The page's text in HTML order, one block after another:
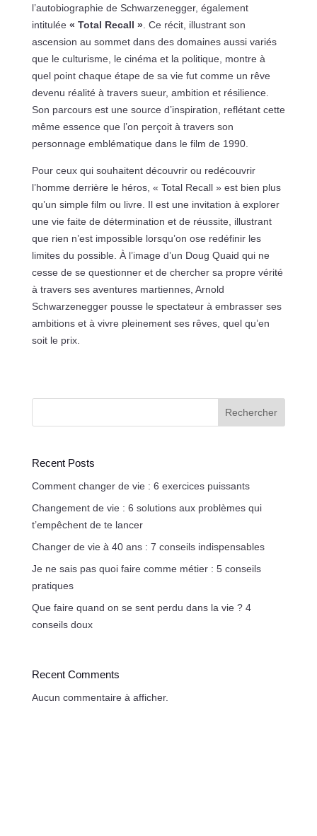
l’autobiographie de Schwarzenegger, également
intitulée « Total Recall ». Ce récit, illustrant son
ascension au sommet dans des domaines aussi variés
que le culturisme, le cinéma et la politique, montre à
quel point chaque étape de sa vie fut comme un rêve
devenu réalité à travers sueur, ambition et résilience.
Son parcours est une source d’inspiration, reflétant cette
même essence que l’on perçoit à travers son
personnage emblématique dans le film de 1990.
Pour ceux qui souhaitent découvrir ou redécouvrir
l’homme derrière le héros, « Total Recall » est bien plus
qu’un simple film ou livre. Il est une invitation à explorer
une vie faite de détermination et de réussite, illustrant
que rien n’est impossible lorsqu’on ose redéfinir les
limites du possible. À l’image d’un Doug Quaid qui ne
cesse de se questionner et de chercher sa propre vérité
à travers ses aventures martiennes, Arnold
Schwarzenegger pousse le spectateur à embrasser ses
ambitions et à vivre pleinement ses rêves, quel qu’en
soit le prix.
Rechercher
Recent Posts
Comment changer de vie : 6 exercices puissants
Changement de vie : 6 solutions aux problèmes qui
t’empêchent de te lancer
Changer de vie à 40 ans : 7 conseils indispensables
Je ne sais pas quoi faire comme métier : 5 conseils
pratiques
Que faire quand on se sent perdu dans la vie ? 4
conseils doux
Recent Comments
Aucun commentaire à afficher.